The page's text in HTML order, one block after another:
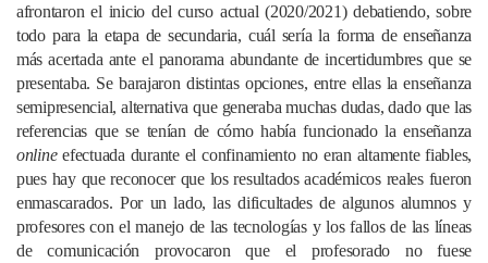
afrontaron el inicio del curso actual (2020/2021) debatiendo, sobre
todo para la etapa de secundaria, cuál sería la forma de enseñanza
más acertada ante el panorama abundante de incertidumbres que se
presentaba. Se barajaron distintas opciones, entre ellas la enseñanza
semipresencial, alternativa que generaba muchas dudas, dado que las
referencias que se tenían de cómo había funcionado la enseñanza
onlineefectuada durante el confinamiento no eran altamente fiables,
pues hay que reconocer que los resultados académicos reales fueron
enmascarados. Por un lado, las dificultades de algunos alumnos y
profesores con el manejo de las tecnologías y los fallos de las líneas
de comunicación provocaron que el profesorado no fuese